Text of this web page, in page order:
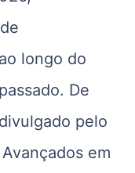
longo do
De
pelo
em